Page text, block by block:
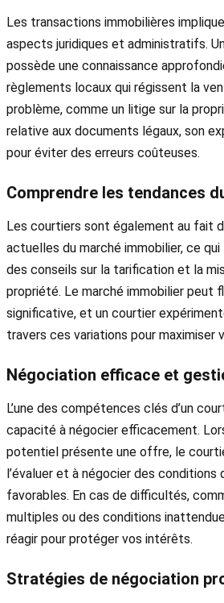
Les transactions immobilières
aspects juridiques et administratifs.
possède une connaissance
règlements locaux qui régissent la
problème, comme un litige sur la
relative aux documents légaux, son
pour éviter des erreurs coûteuses.
Comprendre les tendances
Les courtiers sont également au fait
actuelles du marché immobilier, ce
des conseils sur la tarification et la
propriété. Le marché immobilier peut
significative, et un courtier
travers ces variations pour maximiser
Négociation efficace et
L’une des compétences clés d’un
capacité à négocier efficacement.
potentiel présente une offre, le
l’évaluer et à négocier des conditions
favorables. En cas de difficultés,
multiples ou des conditions
réagir pour protéger vos intérêts.
Stratégies de négociation